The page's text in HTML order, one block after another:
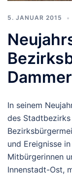
5. JANUAR 2015
Dammer
In seinem
des
und Ereignisse
Mitbürgerinnen
Innenstadt-Ost,